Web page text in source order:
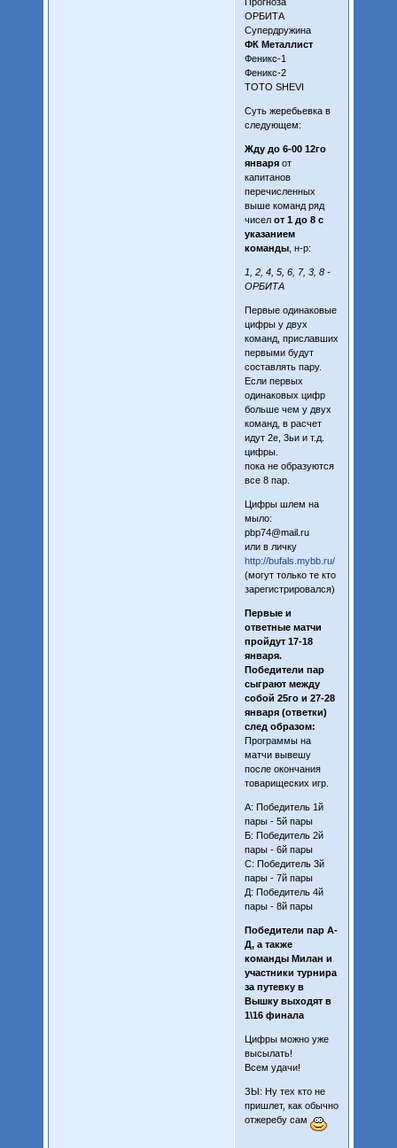
ОРБИТА
Супердружина
ФК Металлист
Феникс-1
Феникс-2
TOTO SHEVI
Суть жеребьевка в
следующем:
Жду до 6-00 12го
января от
капитанов
перечисленных
выше команд ряд
чисел от 1 до 8 с
указанием
команды, н-р:
1, 2, 4, 5, 6, 7, 3, 8 -
ОРБИТА
Первые одинаковые
цифры у двух
команд, приславших
первыми будут
составлять пару.
Если первых
одинаковых цифр
больше чем у двух
команд, в расчет
идут 2е, 3ьи и т.д.
цифры.
пока не образуются
все 8 пар.
Цифры шлем на
мыло:
pbp74@mail.ru
или в личку
http://bufals.mybb.ru/
(могут только те кто
зарегистрировался)
Первые и
ответные матчи
пройдут 17-18
января.
Победители пар
сыграют между
собой 25го и 27-28
января (ответки)
след образом:
Программы на
матчи вывешу
после окончания
товарищеских игр.
А: Победитель 1й
пары - 5й пары
Б: Победитель 2й
пары - 6й пары
С: Победитель 3й
пары - 7й пары
Д: Победитель 4й
пары - 8й пары
Победители пар А-
Д, а также
команды Милан и
участники турнира
за путевку в
Вышку выходят в
1\16 финала
Цифры можно уже
высылать!
Всем удачи!
ЗЫ: Ну тех кто не
пришлет, как обычно
отжеребу сам